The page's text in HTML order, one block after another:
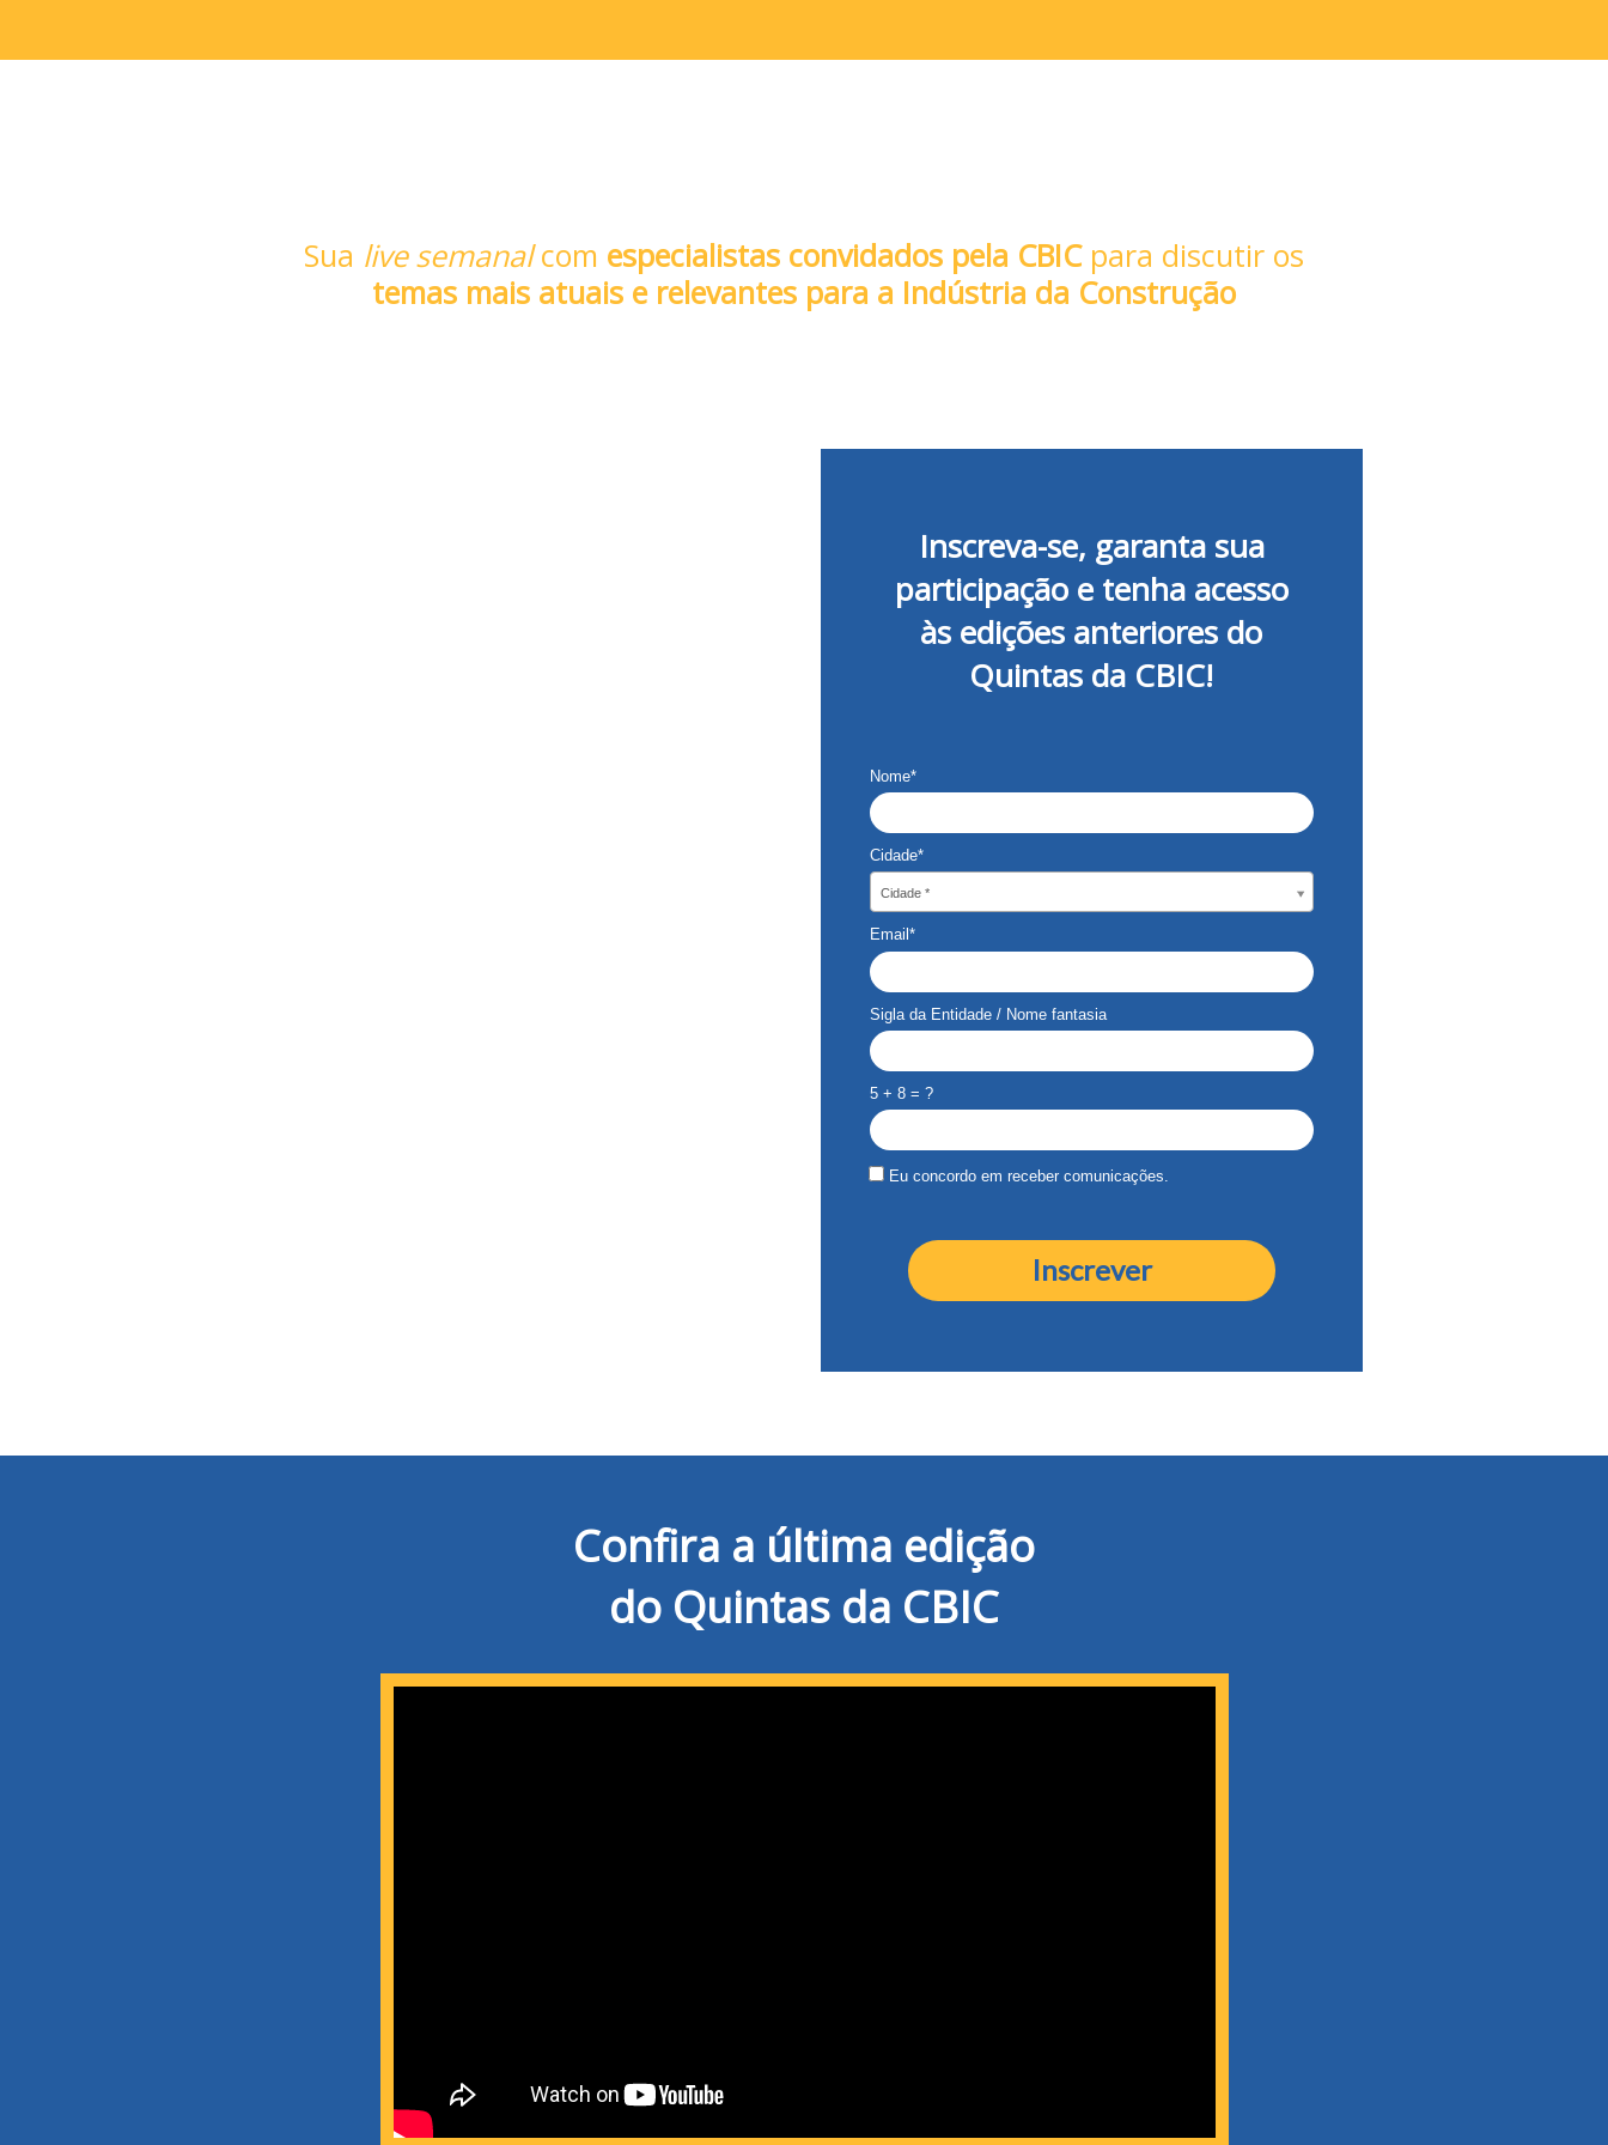
Sua live semanalcom especialistas convidados pela CBICpara discutir os
temas mais atuais e relevantes para a Indústria da Construção
Inscreva-se, garanta sua
participação e tenha acesso
às edições anteriores do
Quintas da CBIC!
Nome*
Cidade*
Cidade *
Email*
Sigla da Entidade / Nome fantasia
5 + 8 = ?
Eu concordo em receber comunicações.
Inscrever
Confira a última edição
do Quintas da CBIC